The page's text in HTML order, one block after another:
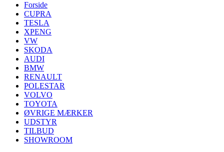
Forside
CUPRA
TESLA
XPENG
VW
SKODA
AUDI
BMW
RENAULT
POLESTAR
VOLVO
TOYOTA
ØVRIGE MÆRKER
UDSTYR
TILBUD
SHOWROOM